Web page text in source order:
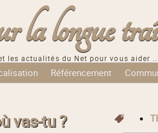
longue
les actualités du Net pour vous aider ...
Référencement
vas-tu ?